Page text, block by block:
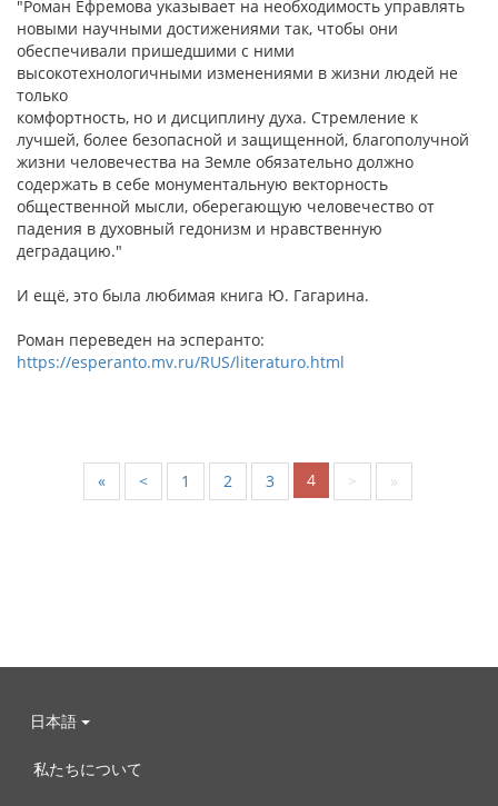
"Роман Ефремова указывает на необходимость управлять
новыми научными достижениями так, чтобы они
обеспечивали пришедшими с ними
высокотехнологичными изменениями в жизни людей не
только
комфортность, но и дисциплину духа. Стремление к
лучшей, более безопасной и защищенной, благополучной
жизни человечества на Земле обязательно должно
содержать в себе монументальную векторность
общественной мысли, оберегающую человечество от
падения в духовный гедонизм и нравственную
деградацию."
И ещё, это была любимая книга Ю. Гагарина.
Роман переведен на эсперанто:
https://esperanto.mv.ru/RUS/literaturo.html
« < 1 2 3 4 > »
日本語
私たちについて